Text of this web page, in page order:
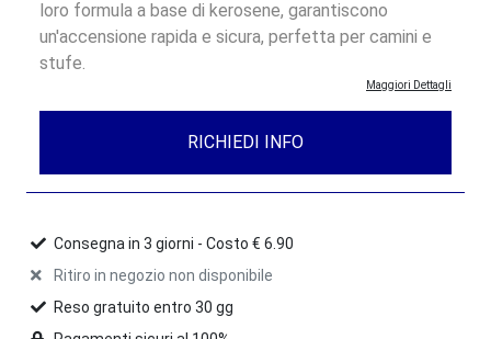
loro formula a base di kerosene, garantiscono
un'accensione rapida e sicura, perfetta per camini e
stufe.
Maggiori Dettagli
RICHIEDI INFO
Consegna in 3 giorni - Costo € 6.90
Ritiro in negozio non disponibile
Reso gratuito entro 30 gg